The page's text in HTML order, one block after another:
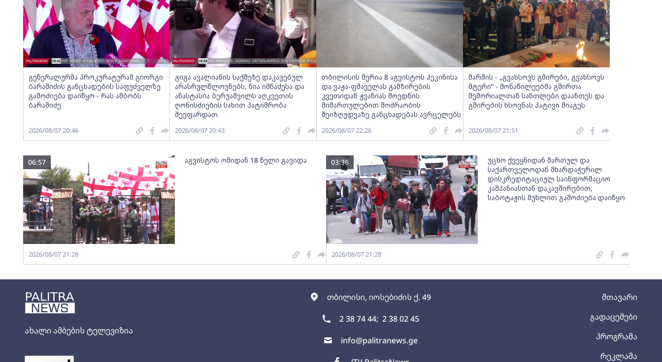
ახალი ამბების ტელევიზია
თბილისი, იოსებიძის ქ. 49
2 38 74 44; 2 38 02 45
info@palitranews.ge
მთავარი
გადაცემები
პროგრამა
რეკლამა
გენერალურმა პროკურატურამ გიორგი
ბარამიძის განცხადების საფუძველზე
გამოძიება დაიწყო - რას ამბობს
ბარამიძე
2026/08/07 20:46
გიგა ავალიანის საქმეზე დაკავებულ
არასრულწლოვნებს, ნია იმნაძესა და
ანასტასია ბერუაშვილს აღკვეთის
ღონისძიების სახით პატიმრობა
შეეფარდათ
2026/08/07 20:43
თბილისის მერია 8 აგვისტოს პეკინისა
და ვაჟა-ფშაველას გამზირების
კვეთიდან ჟვანიას მოედნის
მიმართულებით მოძრაობის
შეიზღუდვაზე განცხადებას ავრცელებს
2026/08/07 22:26
მარშის - „გვახსოვს გმირები, გვახსოვს
მტერი” - მონაწილეებმა გმირთა
მემორიალთან სანთლები დაანთეს და
გმირების ხსოვნას პატივი მიაგეს
2026/08/07 21:51
აგვისტოს ომიდან 18 წელი გავიდა
06:57
2026/08/07 21:28
უცხო ქვეყნიდან მართულ და
საქართველოდან მხარდაჭერილ
დისკრედიტაციულ საინფორმაციო
კამპანიასთან დაკავშირებით,
საბოტაჟის მუხლით გამოძიება დაიწყო
03:36
2026/08/07 21:28